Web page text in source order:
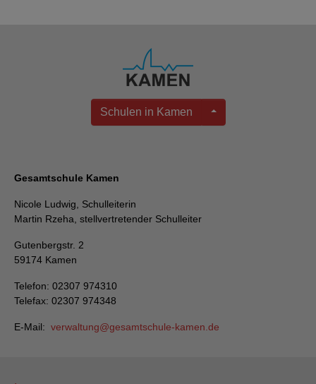
Schulen in Kamen
Gesamtschule Kamen
Nicole Ludwig, Schulleiterin
Martin Rzeha, stellvertretender Schulleiter
Gutenbergstr. 2
59174 Kamen
Telefon: 02307 974310
Telefax: 02307 974348
E-Mail: verwaltung gesamtschule-kamen de